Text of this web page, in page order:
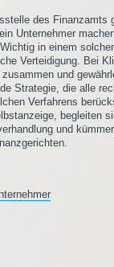
des Finanzamts
Unternehmer
in einem
Verteidigung. Bei
und
Strategie, die alle
Verfahrens
begleiten
und